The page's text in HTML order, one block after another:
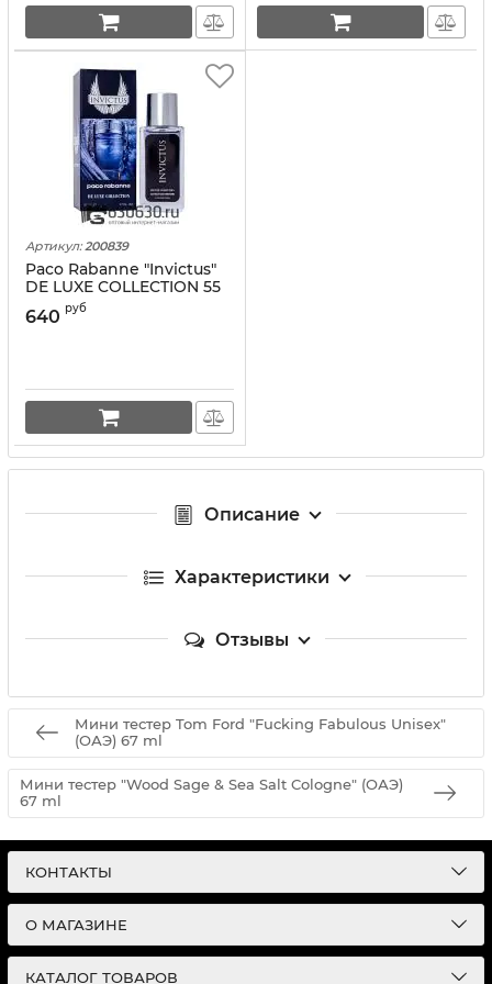
Артикул: 200839
Paco Rabanne "Invictus"
DE LUXE COLLECTION 55
640 руб
Описание
Характеристики
Отзывы
Мини тестер Tom Ford "Fucking Fabulous Unisex"
(ОАЭ) 67 ml
Мини тестер "Wood Sage & Sea Salt Cologne" (ОАЭ)
67 ml
КОНТАКТЫ
О МАГАЗИНЕ
КАТАЛОГ ТОВАРОВ